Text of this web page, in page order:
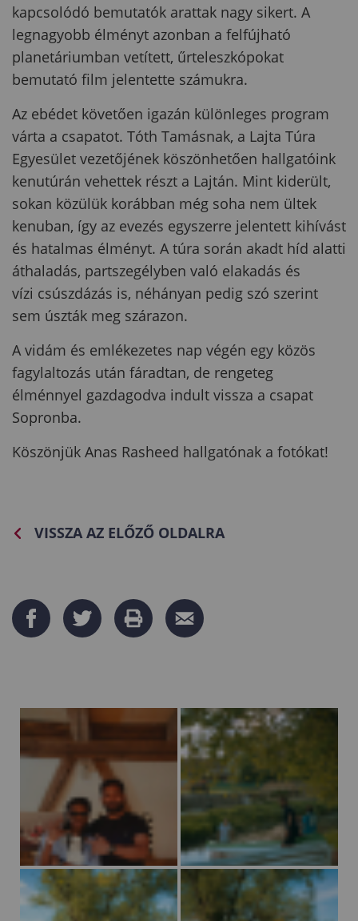
kapcsolódó bemutatók arattak nagy sikert. A
legnagyobb élményt azonban a felfújható
planetáriumban vetített, űrteleszkópokat
bemutató film jelentette számukra.
Az ebédet követően igazán különleges program
várta a csapatot. Tóth Tamásnak, a Lajta Túra
Egyesület vezetőjének köszönhetően hallgatóink
kenutúrán vehettek részt a Lajtán. Mint kiderült,
sokan közülük korábban még soha nem ültek
kenuban, így az evezés egyszerre jelentett kihívást
és hatalmas élményt. A túra során akadt híd alatti
áthaladás, partszegélyben való elakadás és
vízi csúszdázás is, néhányan pedig szó szerint
sem úszták meg szárazon.
A vidám és emlékezetes nap végén egy közös
fagylaltozás után fáradtan, de rengeteg
élménnyel gazdagodva indult vissza a csapat
Sopronba.
Köszönjük Anas Rasheed hallgatónak a fotókat!
VISSZA AZ ELŐZŐ OLDALRA